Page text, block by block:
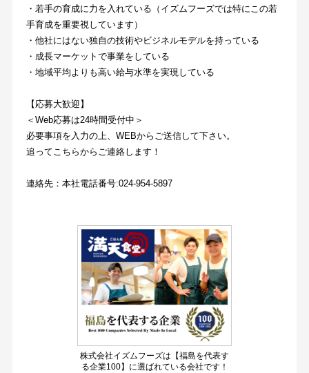
・若手の育成に力を入れている（イズムフーズでは特にこの若
手育成を重要視しています）
・他社にはない独自の技術やビジネルモデルを持っている
・成長マーケットで事業をしている
・地域平均よりも高い給与水準を実現している
【応募大歓迎】
＜Web応募は24時間受付中＞
必要事項を入力の上、WEBからご送信して下さい。
追ってこちらからご連絡します！
連絡先：本社電話番号:024-954-5897
株式会社イズムフーズは【福島を代表す
る企業100】に選ばれている会社です！